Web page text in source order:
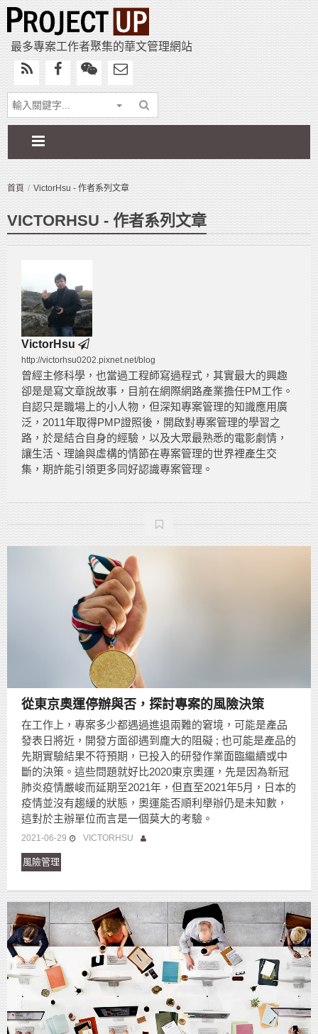
最多專案工作者聚集的華文管理網站
首頁 VictorHsu - 作者系列文章
VICTORHSU - 作者系列文章
VictorHsu
http://victorhsu0202.pixnet.net/blog
曾經主修科學，也當過工程師寫過程式，其實最大的興趣
卻是是寫文章說故事，目前在網際網路產業擔任PM工作。
自認只是職場上的小人物，但深知專案管理的知識應用廣
泛，2011年取得PMP證照後，開啟對專案管理的學習之
路，於是結合自身的經驗，以及大眾最熟悉的電影劇情，
讓生活、理論與虛構的情節在專案管理的世界裡產生交
集，期許能引領更多同好認識專案管理。
從東京奧運停辦與否，探討專案的風險決策
在工作上，專案多少都遇過進退兩難的窘境，可能是產品
發表日將近，開發方面卻遇到龐大的阻礙 ; 也可能是產品的
先期實驗結果不符預期，已投入的研發作業面臨繼續或中
斷的決策。這些問題就好比2020東京奧運，先是因為新冠
肺炎疫情嚴峻而延期至2021年，但直至2021年5月，日本的
疫情並沒有趨緩的狀態，奧運能否順利舉辦仍是未知數，
這對於主辦單位而言是一個莫大的考驗。
2021-06-29 VICTORHSU
風險管理